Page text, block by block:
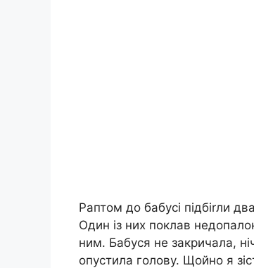
Раптом до бабусі підбіrли
Один із них поклав
ним. Бабуся не закричала,
опустила голову. Щойно я